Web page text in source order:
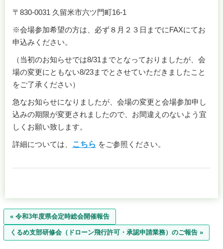
〒830-0031 久留米市六ツ門町16-1
※会場参加希望の方は、必ず８月２３日までにFAXにてお
申込みください。
（当初のお知らせでは8/31までとなっておりましたが、会
場の変更にともない8/23までとさせていただきましたこと
をご了承ください）
急なお知らせになりましたが、会場の変更と会場参加申し
込みの期限が変更されましたので、お間違えのないよう宜
しくお願い致します。
詳細については、 こちら をご参照ください。
« 令和3年度県会定時総会開催報告
くるめ支部研修会（ドローン飛行許可・承認申請業務）のご報告 »